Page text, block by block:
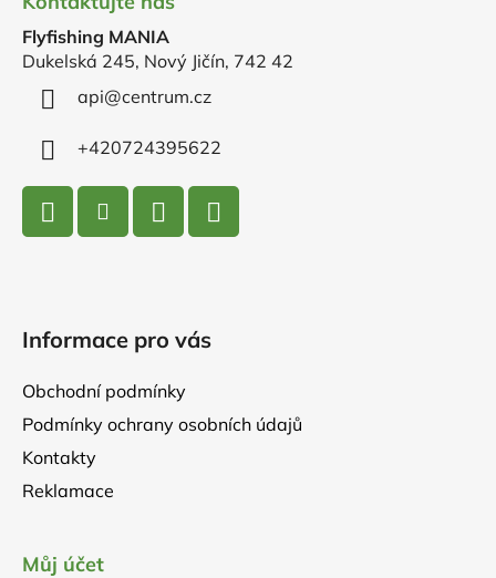
Flyfishing MANIA
Dukelská 245, Nový Jičín, 742 42
api@centrum.cz
+420724395622
Informace pro vás
Obchodní podmínky
Podmínky ochrany osobních údajů
Kontakty
Reklamace
Můj účet